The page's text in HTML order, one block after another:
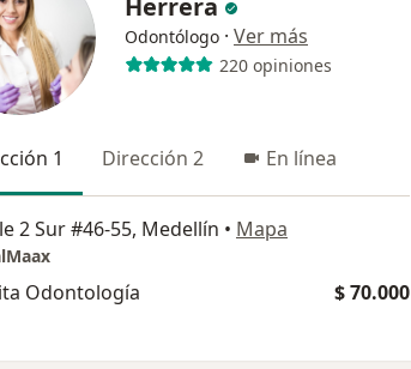
Herrera
Odontólogo · Ver más
220 opiniones
1 Dirección 2 En línea
2 Sur #46-55, Medellín • Mapa
Odontología $ 70.000